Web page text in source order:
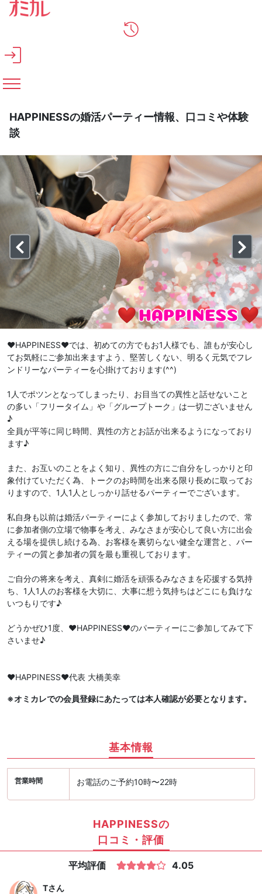
メインコンテンツへスキップ
HAPPINESSの婚活パーティー情報、口コミや体験
談
♥️HAPPINESS♥️では、初めての方でもお1人様でも、誰もが安心し
てお気軽にご参加出来ますよう、堅苦しくない、明るく元気でフレ
ンドリーなパーティーを心掛けております(^^)
1人でポツンとなってしまったり、お目当ての異性と話せないこと
の多い「フリータイム」や「グループトーク」は一切ございません
♪
全員が平等に同じ時間、異性の方とお話が出来るようになっており
ます♪
また、お互いのことをよく知り、異性の方にご自分をしっかりと印
象付けていただく為、トークのお時間を出来る限り長めに取ってお
りますので、1人1人としっかり話せるパーティーでございます。
私自身も以前は婚活パーティーによく参加しておりましたので、常
に参加者側の立場で物事を考え、みなさまが安心して良い方に出会
える場を提供し続ける為、お客様を裏切らない健全な運営と、パー
ティーの質と参加者の質を最も重視しております。
ご自分の将来を考え、真剣に婚活を頑張るみなさまを応援する気持
ち、1人1人のお客様を大切に、大事に想う気持ちはどこにも負けな
いつもりです♪
どうかぜひ1度、♥️HAPPINESS♥️のパーティーにご参加してみて下
さいませ♪
♥️HAPPINESS♥️代表 大橋美幸
※オミカレでの会員登録にあたっては本人確認が必要となります。
基本情報
営業時間 お電話のご予約10時〜22時
HAPPINESSの
口コミ・評価
平均評価 4.05
Tさん